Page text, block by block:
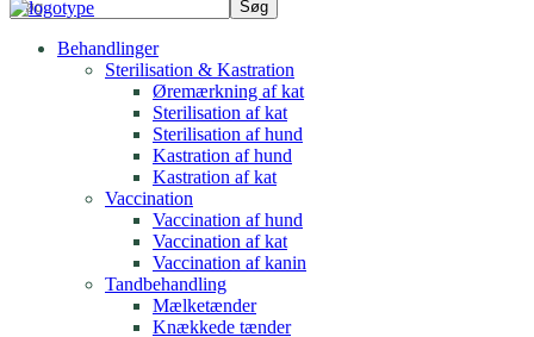
Behandlinger
Sterilisation & Kastration
Øremærkning af kat
Sterilisation af kat
Sterilisation af hund
Kastration af hund
Kastration af kat
Vaccination
Vaccination af hund
Vaccination af kat
Vaccination af kanin
Tandbehandling
Mælketænder
Knækkede tænder